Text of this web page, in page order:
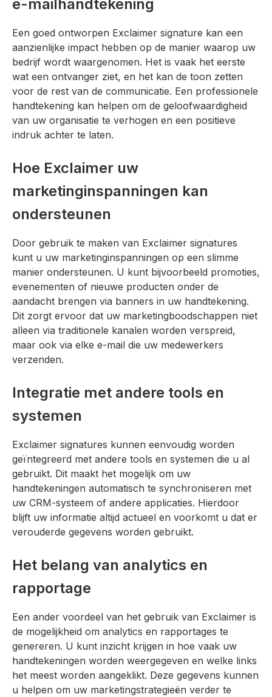
e-mailhandtekening
Een goed ontworpen Exclaimer signature kan een
aanzienlijke impact hebben op de manier waarop uw
bedrijf wordt waargenomen. Het is vaak het eerste
wat een ontvanger ziet, en het kan de toon zetten
voor de rest van de communicatie. Een professionele
handtekening kan helpen om de geloofwaardigheid
van uw organisatie te verhogen en een positieve
indruk achter te laten.
Hoe Exclaimer uw
marketinginspanningen kan
ondersteunen
Door gebruik te maken van Exclaimer signatures
kunt u uw marketinginspanningen op een slimme
manier ondersteunen. U kunt bijvoorbeeld promoties,
evenementen of nieuwe producten onder de
aandacht brengen via banners in uw handtekening.
Dit zorgt ervoor dat uw marketingboodschappen niet
alleen via traditionele kanalen worden verspreid,
maar ook via elke e-mail die uw medewerkers
verzenden.
Integratie met andere tools en
systemen
Exclaimer signatures kunnen eenvoudig worden
geïntegreerd met andere tools en systemen die u al
gebruikt. Dit maakt het mogelijk om uw
handtekeningen automatisch te synchroniseren met
uw CRM-systeem of andere applicaties. Hierdoor
blijft uw informatie altijd actueel en voorkomt u dat er
verouderde gegevens worden gebruikt.
Het belang van analytics en
rapportage
Een ander voordeel van het gebruik van Exclaimer is
de mogelijkheid om analytics en rapportages te
genereren. U kunt inzicht krijgen in hoe vaak uw
handtekeningen worden weergegeven en welke links
het meest worden aangeklikt. Deze gegevens kunnen
u helpen om uw marketingstrategieën verder te